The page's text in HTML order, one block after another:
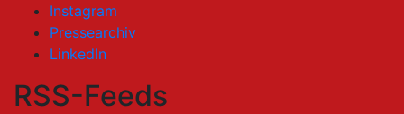
Instagram
Pressearchiv
LinkedIn
RSS-Feeds